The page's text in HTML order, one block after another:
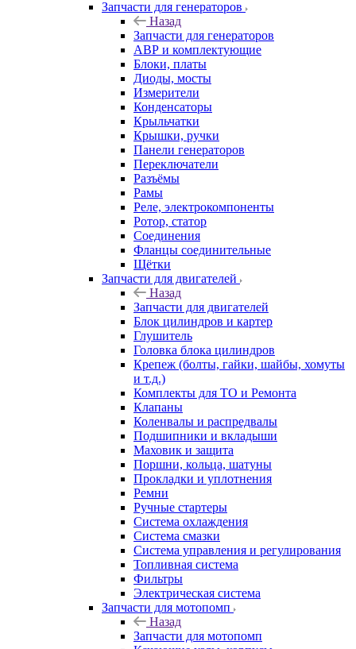
Запчасти для генераторов
Назад
Запчасти для генераторов
АВР и комплектующие
Блоки, платы
Диоды, мосты
Измерители
Конденсаторы
Крыльчатки
Крышки, ручки
Панели генераторов
Переключатели
Разъёмы
Рамы
Реле, электрокомпоненты
Ротор, статор
Соединения
Фланцы соединительные
Щётки
Запчасти для двигателей
Назад
Запчасти для двигателей
Блок цилиндров и картер
Глушитель
Головка блока цилиндров
Крепеж (болты, гайки, шайбы, хомуты
и т.д.)
Комплекты для ТО и Ремонта
Клапаны
Коленвалы и распредвалы
Подшипники и вкладыши
Маховик и защита
Поршни, кольца, шатуны
Прокладки и уплотнения
Ремни
Ручные стартеры
Система охлаждения
Система смазки
Система управления и регулирования
Топливная система
Фильтры
Электрическая система
Запчасти для мотопомп
Назад
Запчасти для мотопомп